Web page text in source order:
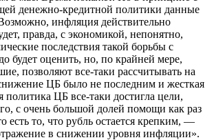
денежно-кредитной политики данные
инфляция действительно
правда, с экономикой, непонятно,
последствия такой борьбы с
будет оценить, но, по крайней мере,
позволяют все-таки рассчитывать на
ЦБ было не последним и жесткая
политика ЦБ все-таки достигла цели,
с очень большой долей помощи как раз
есть то, что рубль остается крепким, —
в снижении уровня инфляции».